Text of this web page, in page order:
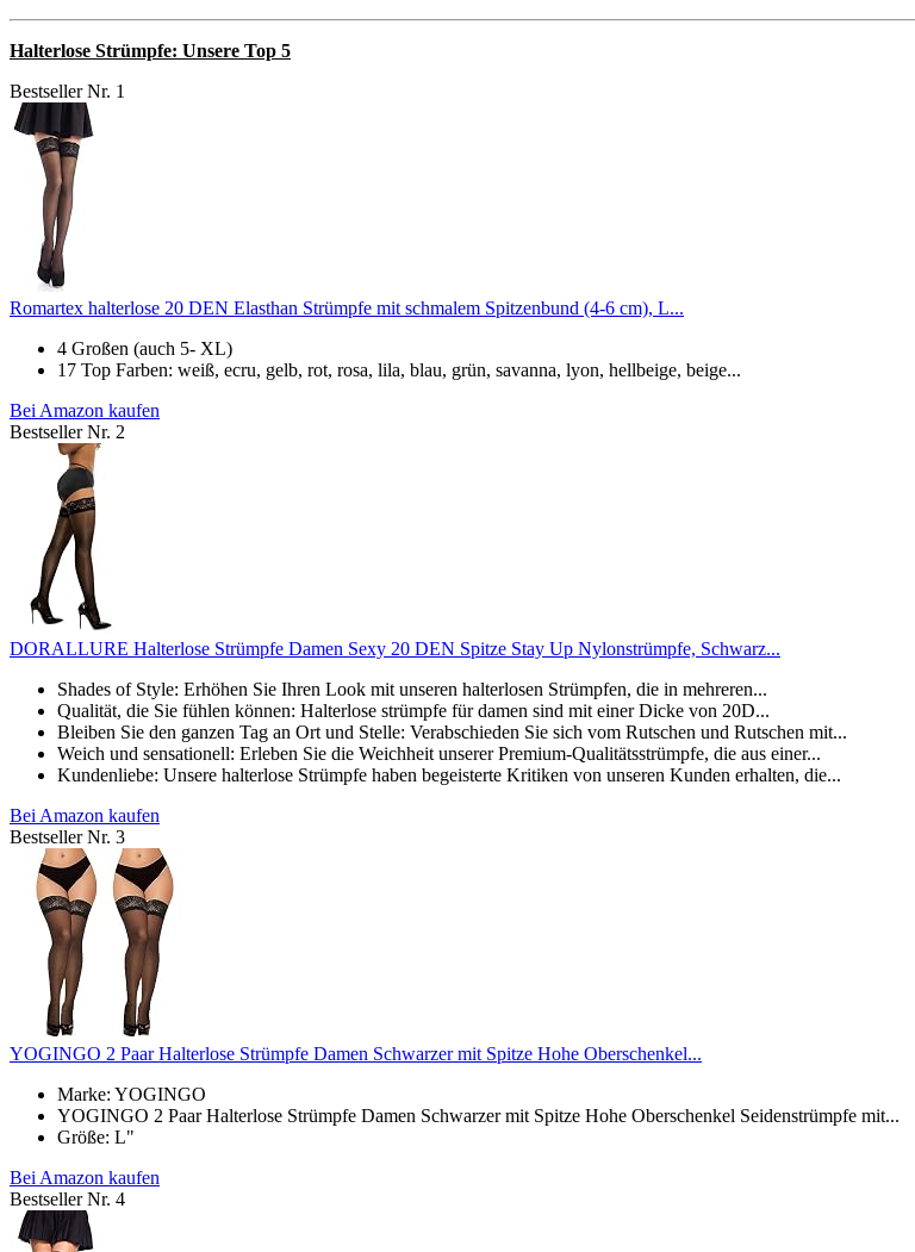
Halterlose Strümpfe: Unsere Top 5
Bestseller Nr. 1
Romartex halterlose 20 DEN Elasthan Strümpfe mit schmalem Spitzenbund (4-6 cm), L...
4 Großen (auch 5- XL)
17 Top Farben: weiß, ecru, gelb, rot, rosa, lila, blau, grün, savanna, lyon, hellbeige, beige...
Bei Amazon kaufen
Bestseller Nr. 2
DORALLURE Halterlose Strümpfe Damen Sexy 20 DEN Spitze Stay Up Nylonstrümpfe, Schwarz...
Shades of Style: Erhöhen Sie Ihren Look mit unseren halterlosen Strümpfen, die in mehreren...
Qualität, die Sie fühlen können: Halterlose strümpfe für damen sind mit einer Dicke von 20D...
Bleiben Sie den ganzen Tag an Ort und Stelle: Verabschieden Sie sich vom Rutschen und Rutschen mit...
Weich und sensationell: Erleben Sie die Weichheit unserer Premium-Qualitätsstrümpfe, die aus einer...
Kundenliebe: Unsere halterlose Strümpfe haben begeisterte Kritiken von unseren Kunden erhalten, die...
Bei Amazon kaufen
Bestseller Nr. 3
YOGINGO 2 Paar Halterlose Strümpfe Damen Schwarzer mit Spitze Hohe Oberschenkel...
Marke: YOGINGO
YOGINGO 2 Paar Halterlose Strümpfe Damen Schwarzer mit Spitze Hohe Oberschenkel Seidenstrümpfe mit...
Größe: L"
Bei Amazon kaufen
Bestseller Nr. 4